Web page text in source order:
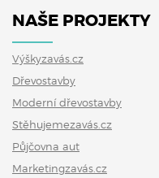
NAŠE PROJEKTY
Výškyzavás.cz
Dřevostavby
Moderní dřevostavby
Stěhujemezavás.cz
Půjčovna aut
Marketingzavás.cz